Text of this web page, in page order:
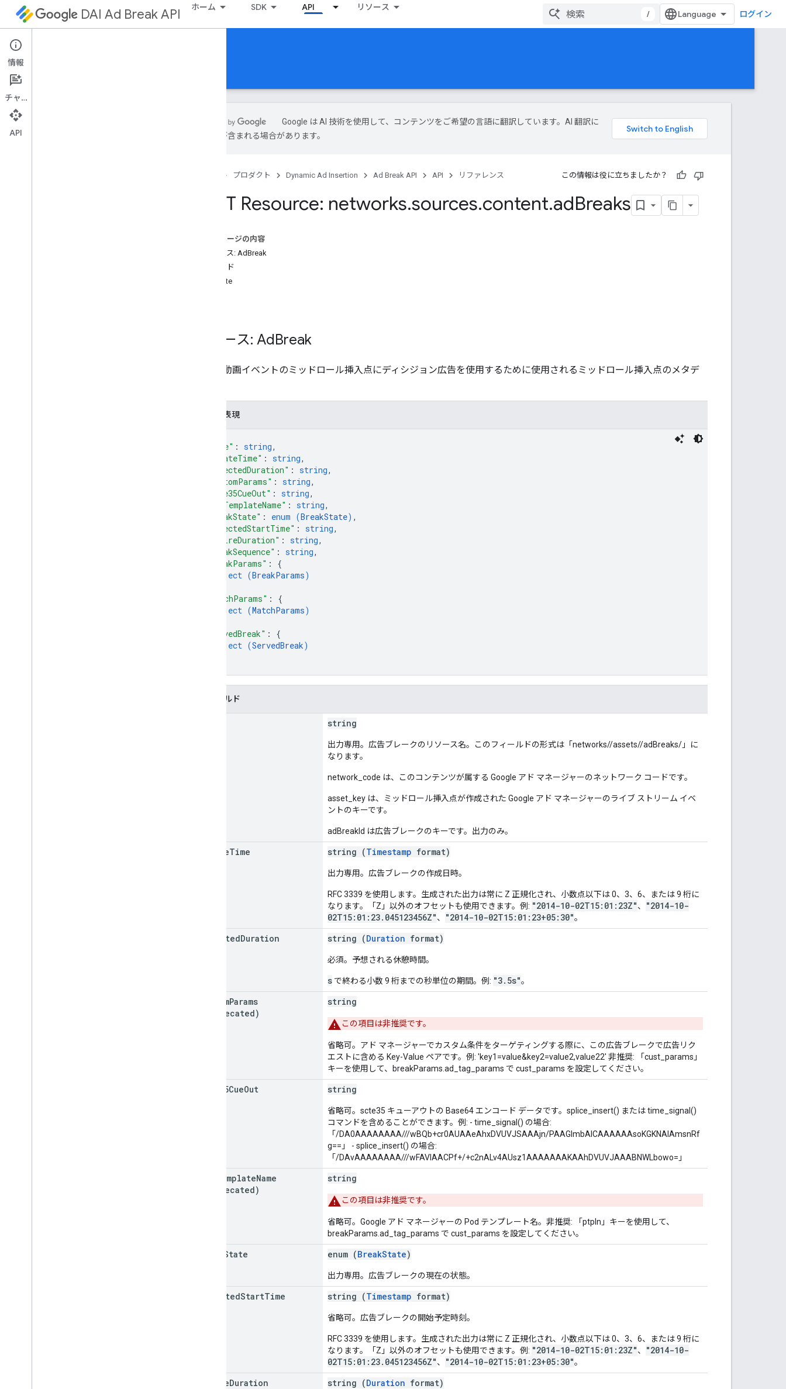
DAI Ad Break API ホーム SDK API リソース
/ ログイン
Ad Break API
ガイド
Google は AI 技術を使用して、コンテンツをご希望の言語に翻訳しています。AI 翻訳に
は誤りが含まれる場合があります。
プロダクト Dynamic Ad Insertion Ad Break API API リファレンス この情報は役に立ちましたか？
REST Resource: networks.sources.content.adBreaks
このページの内容
リソース: AdBreak
メソッド
create
リソース: AdBreak
ライブ動画イベントのミッドロール挿入点にディシジョン広告を使用するために使用されるミッドロール挿入点のメタデ
JSON 表現
"name" : string,
"createTime" : string,
"expectedDuration" : string,
"customParams" : string,
"scte35CueOut" : string,
"podTemplateName" : string,
"breakState" : enum (BreakState) ,
"expectedStartTime" : string,
"expireDuration" : string,
"breakSequence" : string,
"breakParams" : {
object (BreakParams)
"matchParams" : {
object (MatchParams)
"servedBreak" : {
object (ServedBreak)
フィールド
string
出力専用。広告ブレークのリソース名。このフィールドの形式は「networks//assets//adBreaks/ 」に
なります。
network_code は、このコンテンツが属する Google アド マネージャーのネットワーク コードです。
asset_key は、ミッドロール挿入点が作成された Google アド マネージャーのライブ ストリーム イベ
ントのキーです。
adBreakId は広告ブレークのキーです。出力のみ。
createTime string (Timestamp format)
出力専用。広告ブレークの作成日時。
RFC 3339 を使用します。生成された出力は常に Z 正規化され、小数点以下は 0、3、6、または 9 桁に
なります。「Z」以外のオフセットも使用できます。例: "2014-10-02T15:01:23Z"、
"2014-10-
02T15:01:23.045123456Z"、 "2014-10-02T15:01:23+05:30"。
expectedDuration string (Duration format)
必須。予想される休憩時間。
s で終わる小数 9 桁までの秒単位の期間。例: "3.5s"。
customParams
(deprecated)
string
この項目は非推奨です。
省略可。アド マネージャーでカスタム条件をターゲティングする際に、この広告ブレークで広告リク
エストに含める Key-Value ペアです。例: 'key1=value&key2=value2,value22' 非推奨: 「cust_params」
キーを使用して、breakParams.ad_tag_params で cust_params を設定してください。
scte35CueOut string
省略可。scte35 キューアウトの Base64 エンコード データです。splice_insert() または time_signal()
コマンドを含めることができます。例: - time_signal() の場合:
「/DA0AAAAAAAA///wBQb+cr0AUAAeAhxDVUVJSAAAjn/PAAGlmbAICAAAAAAsoKGKNAIAmsnRf
g==」 - splice_insert() の場合:
「/DAvAAAAAAAA///wFAVIAACPf+/+c2nALv4AUsz1AAAAAAAKAAhDVUVJAAABNWLbowo=」
TemplateName
(deprecated)
string
この項目は非推奨です。
省略可。Google アド マネージャーの Pod テンプレート名。非推奨: 「ptpln」キーを使用して、
breakParams.ad_tag_params で cust_params を設定してください。
State enum (BreakState)
出力専用。広告ブレークの現在の状態。
expectedStartTime string (Timestamp format)
省略可。広告ブレークの開始予定時刻。
RFC 3339 を使用します。生成された出力は常に Z 正規化され、小数点以下は 0、3、6、または 9 桁に
なります。「Z」以外のオフセットも使用できます。例: "2014-10-02T15:01:23Z"、
"2014-10-
02T15:01:23.045123456Z"、 "2014-10-02T15:01:23+05:30"。
expireDuration string (Duration format)
情報
チャット
API